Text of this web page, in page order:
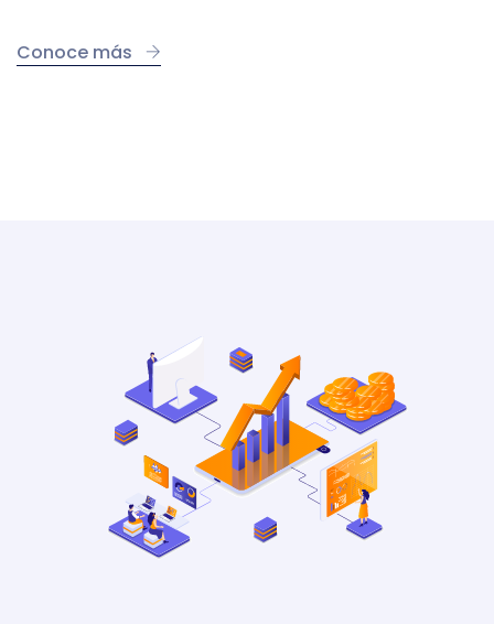
Conoce más